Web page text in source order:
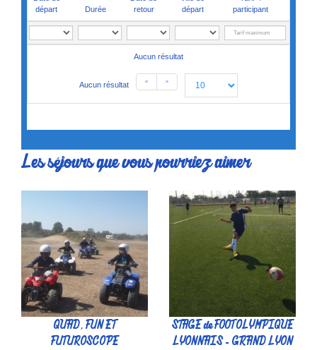
départ
Durée
retour
départ
participant
Aucun résultat
Aucun résultat < >
Les séjours que vous pourriez aimer
QUAD, FUN ET
FUTUROSCOPE
STAGE de FOOT OLYMPIQUE
LYONNAIS - GRAND LYON